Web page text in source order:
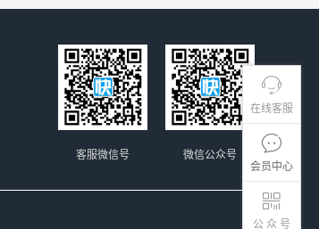
在线客服
会员中心
公 众 号
微信公众号
客服微信号